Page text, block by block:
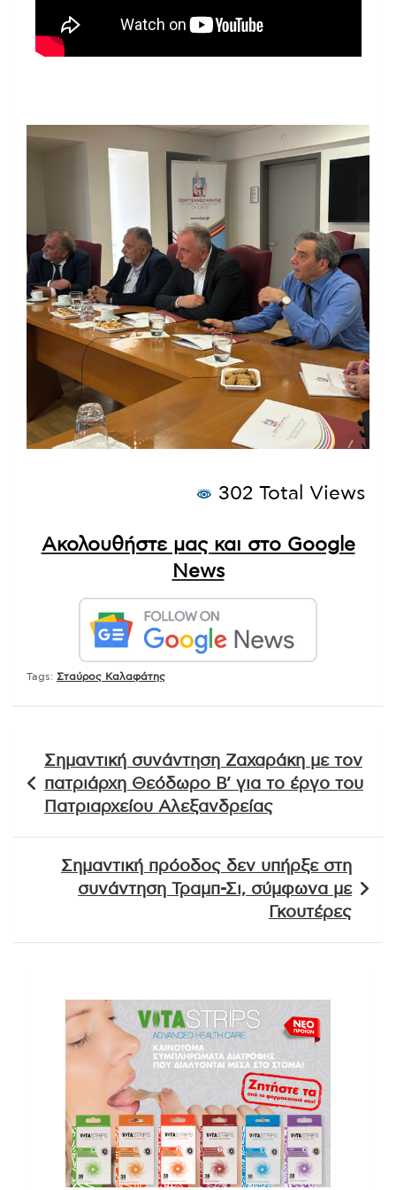
302 Total Views
Ακολουθήστε μας και στο Google
News
Tags: Σταύρος Καλαφάτης
άρθρων
Σημαντική συνάντηση Ζαχαράκη με τον
πατριάρχη Θεόδωρο Β’ για το έργο του
Πατριαρχείου Αλεξανδρείας
Σημαντική πρόοδος δεν υπήρξε στη
συνάντηση Τραμπ-Σι, σύμφωνα με
Γκουτέρες